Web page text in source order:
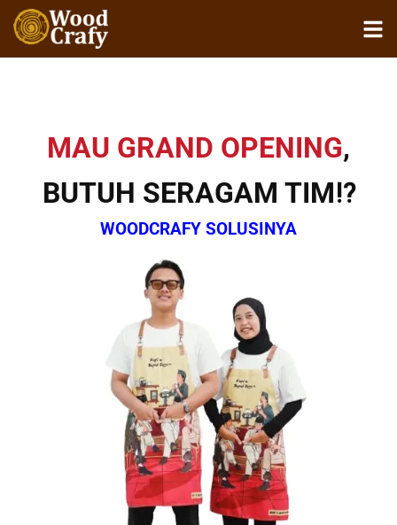
MAU GRAND OPENING,
BUTUH SERAGAM TIM⁉️
WOODCRAFY SOLUSINYA